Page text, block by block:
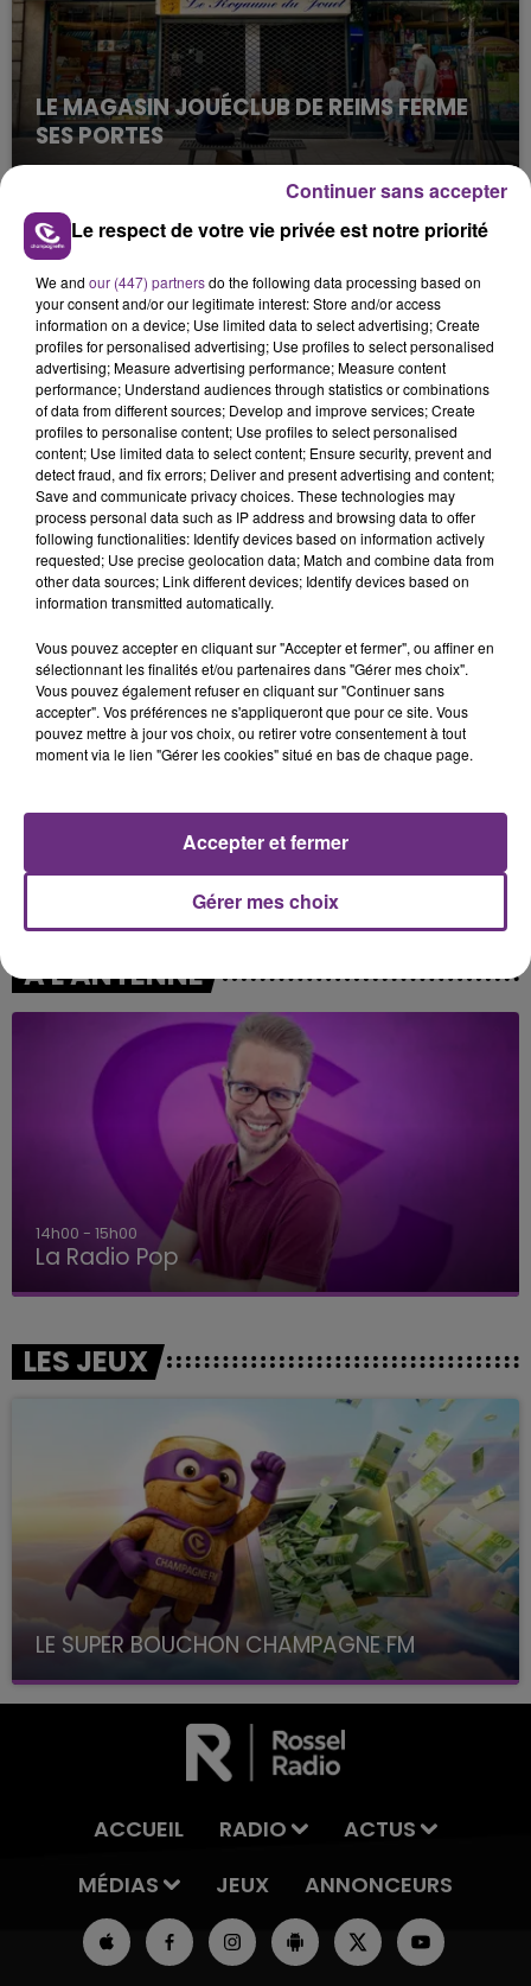
LE MAGASIN JOUÉCLUB DE REIMS FERME
SES PORTES
C'était l'une des institutions du centre-ville
rémois. Le magasin JouéClub est contraint de
fermer ses portes.
TITRES DIFFUSÉS
22h20
22h20
ALANIS MORISSETTE
Ironic
22h18
22h18
MANON LISA
Le Petit Pecheur
OLIVIA DEAN
So Easy (to Fall In Love)
NAÏKA
One Track Mind
A L'ANTENNE
15h00 - 19h00
Le Club Champagne FM
LES JEUX
LE SUPER BOUCHON CHAMPAGNE FM
avec La Famille Champagne FM, à 8H10
ACCUEIL RADIO
ACTUS
MÉDIAS
JEUX ANNONCEURS
Le respect de votre vie privée est notre priorité
We and our (447) partnersdo the following data processing based on
your consent and/or our legitimate interest: Store and/or access
information on a device; Use limited data to select advertising; Create
profiles for personalised advertising; Use profiles to select personalised
advertising; Measure advertising performance; Measure content
performance; Understand audiences through statistics or combinations
of data from different sources; Develop and improve services; Create
profiles to personalise content; Use profiles to select personalised
content; Use limited data to select content; Ensure security, prevent and
detect fraud, and fix errors; Deliver and present advertising and content;
Save and communicate privacy choices. These technologies may
process personal data such as IP address and browsing data to offer
following functionalities: Identify devices based on information actively
requested; Use precise geolocation data; Match and combine data from
other data sources; Link different devices; Identify devices based on
information transmitted automatically.
Vous pouvez accepter en cliquant sur "Accepter et fermer", ou affiner en
sélectionnant les finalités et/ou partenaires dans "Gérer mes choix".
Vous pouvez également refuser en cliquant sur "Continuer sans
accepter". Vos préférences ne s'appliqueront que pour ce site. Vous
pouvez mettre à jour vos choix, ou retirer votre consentement à tout
moment via le lien "Gérer les cookies" situé en bas de chaque page.
Gérer mes choix
Accepter et fermer
Continuer sans accepter